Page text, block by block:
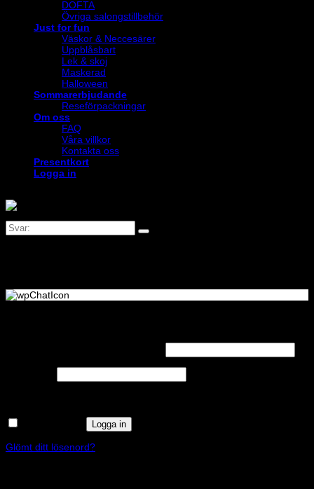
DOFTA
Övriga salongstillbehör
Just for fun
Väskor & Neccesärer
Uppblåsbart
Lek & skoj
Maskerad
Halloween
Sommarerbjudande
Reseförpackningar
Om oss
FAQ
Våra villkor
Kontakta oss
Presentkort
Logga in
Logga in
Glömt ditt lösenord?